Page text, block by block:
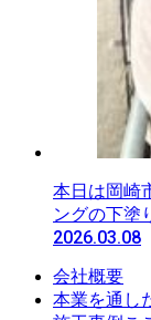
本日は岡崎
ングの下塗
2026.03.08
会社概要
本業を通し